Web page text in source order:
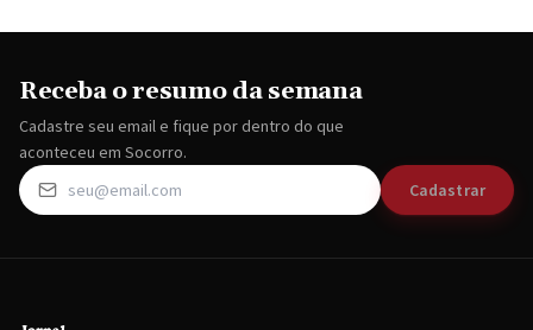
Receba o resumo da semana
Cadastre seu email e fique por dentro do que
aconteceu em Socorro.
Cadastrar